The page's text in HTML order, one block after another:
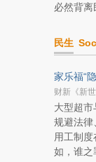
必然背
民生
家乐福“
财新《新
大型超
规避法律
用工制
如，谁之